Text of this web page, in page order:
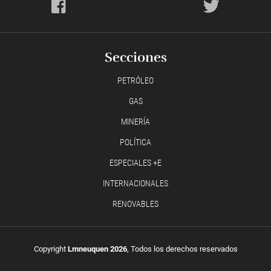
Secciones
PETRÓLEO
GAS
MINERÍA
POLÍTICA
ESPECIALES +E
INTERNACIONALES
RENOVABLES
Copyright Lmneuquen 2026, Todos los derechos reservados